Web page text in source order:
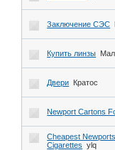
Заключение СЭС
Купить линзы
Двери Кратос
Newport Cartons
Cheapest Newports
Cigarettes
ylq